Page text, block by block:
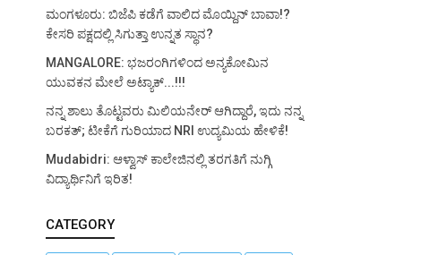
ಮಂಗಳೂರು: ಬಿಜೆಪಿ ಕಡೆಗೆ ವಾಲಿದ ಮೊಯ್ದಿನ್ ಬಾವಾ!?
ಕೇಸರಿ ಪಕ್ಷದಲ್ಲಿ ಸಿಗುತ್ತಾ ಉನ್ನತ ಸ್ಥಾನ?
MANGALORE: ಭಜರಂಗಿಗಳಿಂದ ಅನ್ಯಕೋಮಿನ
ಯುವಕನ ಮೇಲೆ ಅಟ್ಯಾಕ್...!!!
ನನ್ನ ಶಾಲು ತೊಟ್ಟವರು ಮಿಲಿಯನೇರ್ ಆಗಿದ್ದಾರೆ, ಇದು ನನ್ನ
ಬರಕತ್; ಟೀಕೆಗೆ ಗುರಿಯಾದ NRI ಉದ್ಯಮಿಯ ಹೇಳಿಕೆ!
Mudabidri: ಆಳ್ವಾಸ್ ಕಾಲೇಜಿನಲ್ಲಿ ತರಗತಿಗೆ ನುಗ್ಗಿ
ವಿದ್ಯಾರ್ಥಿನಿಗೆ ಇರಿತ!
CATEGORY